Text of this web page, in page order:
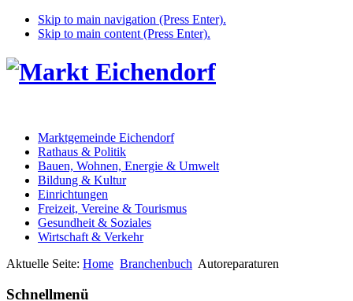
Skip to main navigation (Press Enter).
Skip to main content (Press Enter).
Marktgemeinde Eichendorf
Rathaus & Politik
Bauen, Wohnen, Energie & Umwelt
Bildung & Kultur
Einrichtungen
Freizeit, Vereine & Tourismus
Gesundheit & Soziales
Wirtschaft & Verkehr
Aktuelle Seite: Home Branchenbuch Autoreparaturen
Schnellmenü